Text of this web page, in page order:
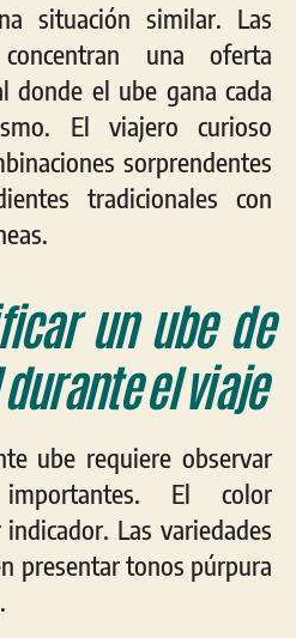
situación similar. Las
una oferta
donde el ube gana cada
El viajero curioso
sorprendentes
tradicionales con
un ube de
el viaje
ube requiere observar
El color
Las variedades
presentar tonos púrpura